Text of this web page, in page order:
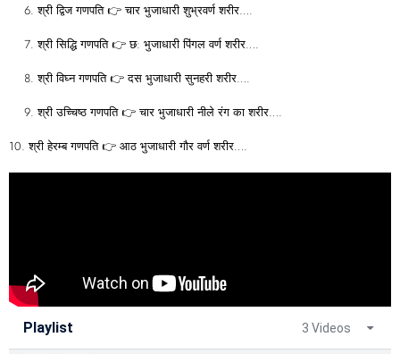
श्री द्विज गणपति 👉 चार भुजाधारी शुभ्रवर्ण शरीर….
श्री सिद्धि गणपति 👉 छ: भुजाधारी पिंगल वर्ण शरीर….
श्री विघ्न गणपति 👉 दस भुजाधारी सुनहरी शरीर….
श्री उच्चिष्ठ गणपति 👉 चार भुजाधारी नीले रंग का शरीर….
10. श्री हेरम्ब गणपति 👉 आठ भुजाधारी गौर वर्ण शरीर….
Playlist 3 Videos